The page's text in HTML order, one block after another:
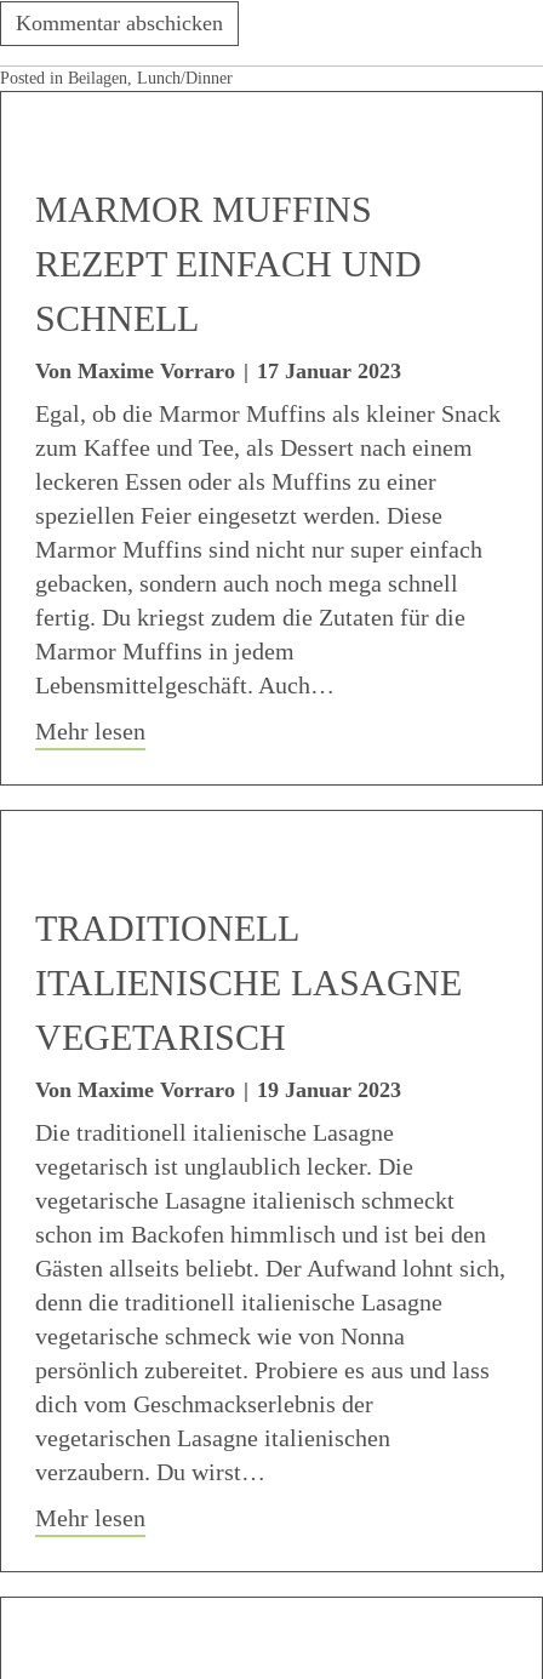
Posted in Beilagen, Lunch/Dinner
MARMOR MUFFINS
REZEPT EINFACH UND
SCHNELL
Von Maxime Vorraro | 17 Januar 2023
Egal, ob die Marmor Muffins als kleiner Snack
zum Kaffee und Tee, als Dessert nach einem
leckeren Essen oder als Muffins zu einer
speziellen Feier eingesetzt werden. Diese
Marmor Muffins sind nicht nur super einfach
gebacken, sondern auch noch mega schnell
fertig. Du kriegst zudem die Zutaten für die
Marmor Muffins in jedem
Lebensmittelgeschäft. Auch…
Mehr lesen
TRADITIONELL
ITALIENISCHE LASAGNE
VEGETARISCH
Von Maxime Vorraro | 19 Januar 2023
Die traditionell italienische Lasagne
vegetarisch ist unglaublich lecker. Die
vegetarische Lasagne italienisch schmeckt
schon im Backofen himmlisch und ist bei den
Gästen allseits beliebt. Der Aufwand lohnt sich,
denn die traditionell italienische Lasagne
vegetarische schmeck wie von Nonna
persönlich zubereitet. Probiere es aus und lass
dich vom Geschmackserlebnis der
vegetarischen Lasagne italienischen
verzaubern. Du wirst…
Mehr lesen